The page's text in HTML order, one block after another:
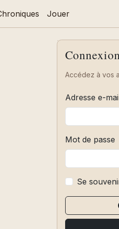
Jouer
Accédez à vos
Adresse e-
Mot de passe
Se